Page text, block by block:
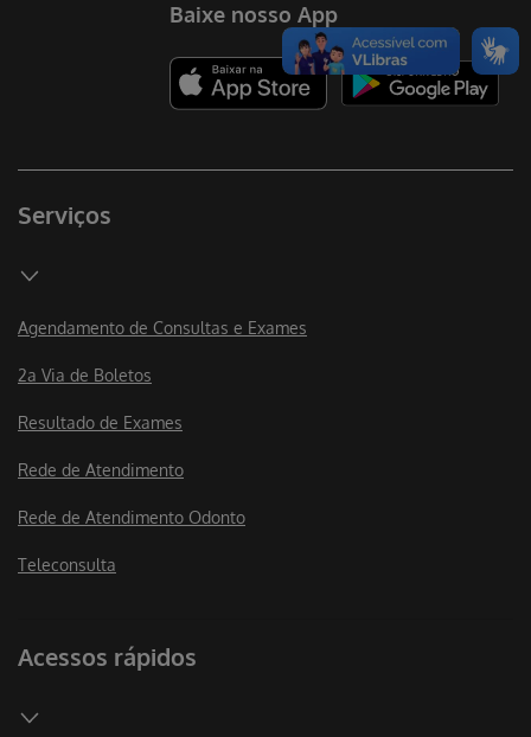
Serviços
Agendamento de Consultas e Exames
2a Via de Boletos
Resultado de Exames
Rede de Atendimento
Rede de Atendimento Odonto
Teleconsulta
Acessos rápidos
Baixe nosso App